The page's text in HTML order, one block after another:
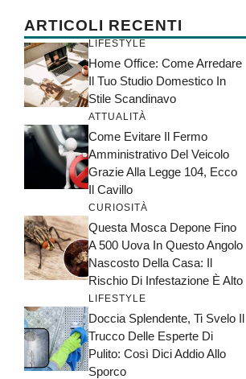
ARTICOLI RECENTI
LIFESTYLE
Home Office: Come Arredare
Il Tuo Studio Domestico In
Stile Scandinavo
ATTUALITÀ
Come Evitare Il Fermo
Amministrativo Del Veicolo
Grazie Alla Legge 104, Ecco
Il Cavillo
CURIOSITÀ
Questa Mosca Depone Fino
A 500 Uova In Questo Angolo
Nascosto Della Casa: Il
Rischio Di Infestazione È Alto
LIFESTYLE
Doccia Splendente, Ti Svelo Il
Trucco Delle Esperte Di
Pulito: Così Dici Addio Allo
Sporco